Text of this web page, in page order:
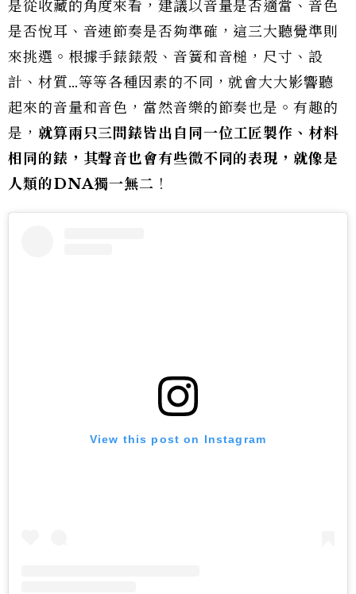
是從收藏的角度來看，建議以音量是否適當、音色
是否悅耳、音速節奏是否夠準確，這三大聽覺準則
來挑選。根據手錶錶殼、音簧和音槌，尺寸、設
計、材質…等等各種因素的不同，就會大大影響聽
起來的音量和音色，當然音樂的節奏也是。有趣的
是， 就算兩只三問錶皆出自同一位工匠製作、材料
相同的錶，其聲音也會有些微不同的表現，就像是
人類的DNA獨一無二 ！
View this post on Instagram